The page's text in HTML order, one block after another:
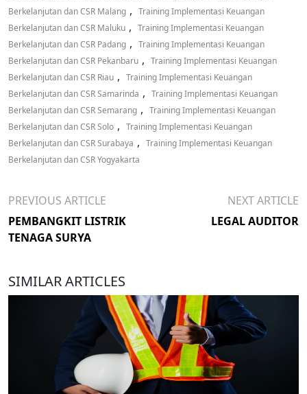
Berkelanjutan dan CSR Malang , Training Implementasi Keuangan
Berkelanjutan dan CSR Maluku , Training Implementasi Keuangan
Berkelanjutan dan CSR Padang , Training Implementasi Keuangan
Berkelanjutan dan CSR Pekanbaru , Training Implementasi Keuangan
Berkelanjutan dan CSR Riau , Training Implementasi Keuangan
Berkelanjutan dan CSR Samarinda , Training Implementasi Keuangan
Berkelanjutan dan CSR Semarang , Training Implementasi Keuangan
Berkelanjutan dan CSR Solo , Training Implementasi Keuangan
Berkelanjutan dan CSR Surabaya , Training Implementasi Keuangan
Berkelanjutan dan CSR Yogyakarta
PREVIOUS ARTICLE
PEMBANGKIT LISTRIK
TENAGA SURYA
NEXT ARTICLE
LEGAL AUDITOR
SIMILAR ARTICLES